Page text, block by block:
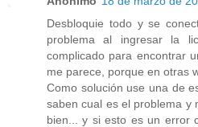
Desbloquie todo y se
problema al ingresar la
complicado para encontrar
me parece, porque en otras
Como solución use una de
saben cual es el problema y
bien... y si esto es un error